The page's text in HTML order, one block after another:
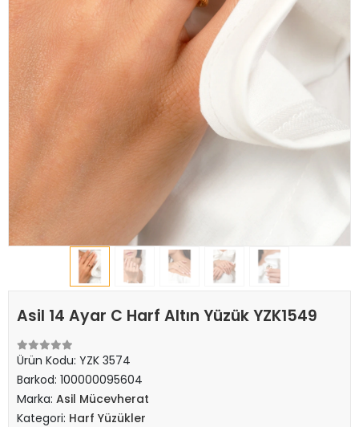
Asil 14 Ayar C Harf Altın Yüzük YZK1549
Ürün Kodu: YZK 3574
Barkod: 100000095604
Marka: Asil Mücevherat
Kategori: Harf Yüzükler